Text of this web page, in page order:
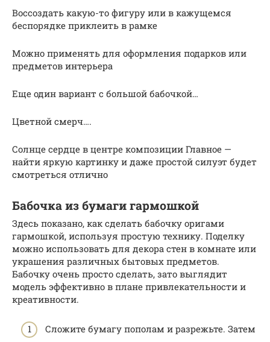
Воссоздать какую-то фигуру или в кажущемся
беспорядке приклеить в рамке
Можно применять для оформления подарков или
предметов интерьера
Еще один вариант с большой бабочкой…
Цветной смерч….
Солнце сердце в центре композиции Главное —
найти яркую картинку и даже простой силуэт будет
смотреться отлично
Бабочка из бумаги гармошкой
Здесь показано, как сделать бабочку оригами
гармошкой, используя простую технику. Поделку
можно использовать для декора стен в комнате или
украшения различных бытовых предметов.
Бабочку очень просто сделать, зато выглядит
модель эффективно в плане привлекательности и
креативности.
Сложите бумагу пополам и разрежьте. Затем